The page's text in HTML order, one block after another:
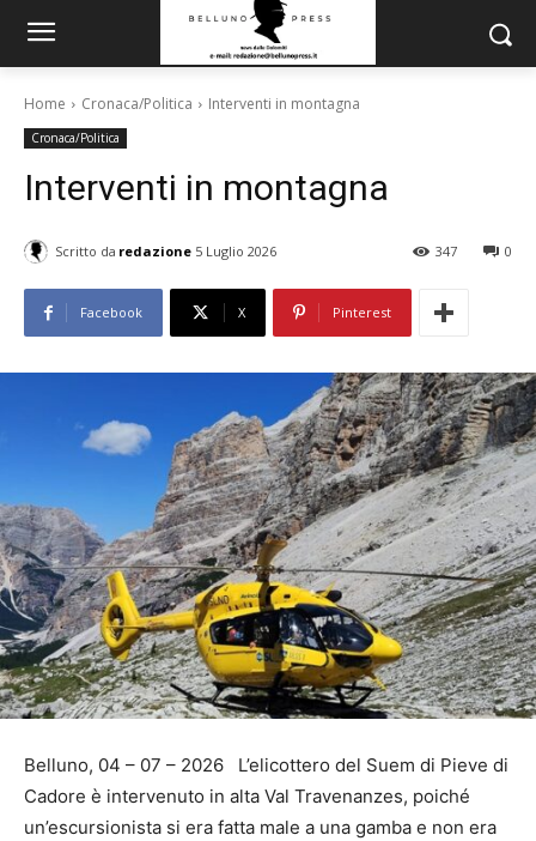
Home Cronaca/Politica Interventi in montagna
Cronaca/Politica
Interventi in montagna
Scritto da redazione 5 Luglio 2026 0
347
Facebook X Pinterest
Belluno, 04 – 07 – 2026 L’elicottero del Suem di Pieve di
Cadore è intervenuto in alta Val Travenanzes, poiché
un’escursionista si era fatta male a una gamba e non era